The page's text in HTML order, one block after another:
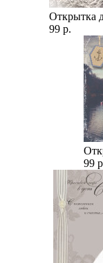
Открытка
99 р.
99